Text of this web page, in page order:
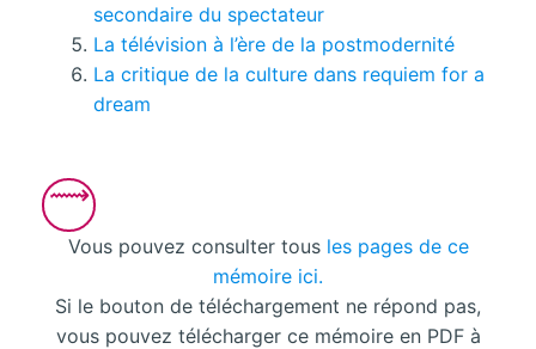
secondaire du spectateur
La télévision à l’ère de la postmodernité
La critique de la culture dans requiem for a
dream
Vous pouvez consulter tous les pages de ce
mémoire ici.
Si le bouton de téléchargement ne répond pas,
vous pouvez télécharger ce mémoire en PDF à